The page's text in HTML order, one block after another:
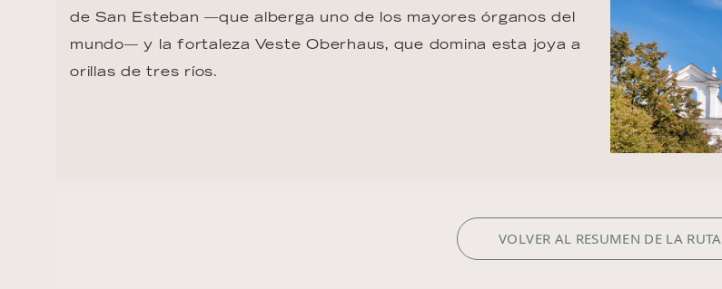
de San Esteban —que alberga uno de los mayores órganos del
mundo— y la fortaleza Veste Oberhaus, que domina esta joya a
orillas de tres ríos.
VOLVER AL RESUMEN DE LA RUTA